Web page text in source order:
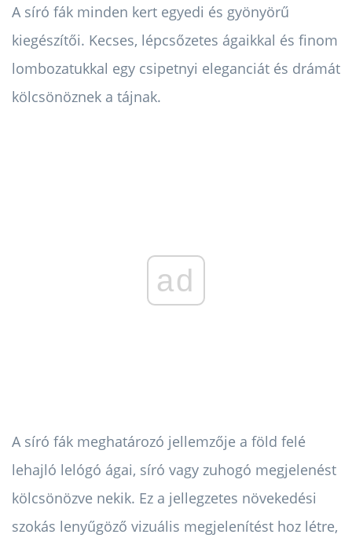
A síró fák minden kert egyedi és gyönyörű
kiegészítői. Kecses, lépcsőzetes ágaikkal és finom
lombozatukkal egy csipetnyi eleganciát és drámát
kölcsönöznek a tájnak.
ad
A síró fák meghatározó jellemzője a föld felé
lehajló lelógó ágai, síró vagy zuhogó megjelenést
kölcsönözve nekik. Ez a jellegzetes növekedési
szokás lenyűgöző vizuális megjelenítést hoz létre,